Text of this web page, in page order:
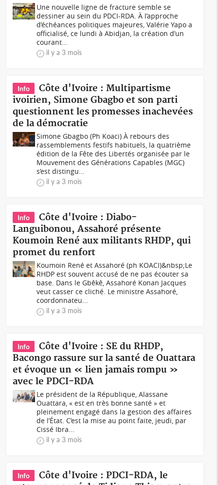
Une nouvelle ligne de fracture semble se
dessiner au sein du PDCI-RDA. À l’approche
d’échéances politiques majeures, Valérie Yapo a
officialisé, ce lundi à Abidjan, la création d’un
courant...
il y a 3 mois
Info
Côte d'Ivoire : Multipartisme
ivoirien, Simone Gbagbo et son parti
questionnent les promesses inachevées
de la démocratie
Simone Gbagbo (Ph Koaci) À rebours des
rassemblements festifs habituels, la quatrième
édition de la Fête des Libertés organisée par le
Mouvement des Générations Capables (MGC)
s’est distingu...
il y a 3 mois
Info
Côte d'Ivoire : Diabo-
Languibonou, Assahoré présente
Koumoin René aux militants RHDP, qui
promet du renfort
Koumoin René et Assahoré (ph KOACI)&nbsp;Le
RHDP est souvent accusé de ne pas écouter sa
base. Dans le Gbêkê, Assahoré Konan Jacques
veut casser ce cliché. Le ministre Assahoré,
coordonnateu...
il y a 3 mois
Info
Côte d'Ivoire : SE du RHDP,
Bacongo rassure sur la santé de Ouattara
et évoque un « lien jamais rompu »
avec le PDCI-RDA
Le président de la République, Alassane
Ouattara, « est en très bonne santé » et
pleinement engagé dans la gestion des affaires
de l’État. C’est la mise au point faite, jeudi, par
Cissé Ibra...
il y a 3 mois
Info
Côte d'Ivoire : PDCI-RDA, le